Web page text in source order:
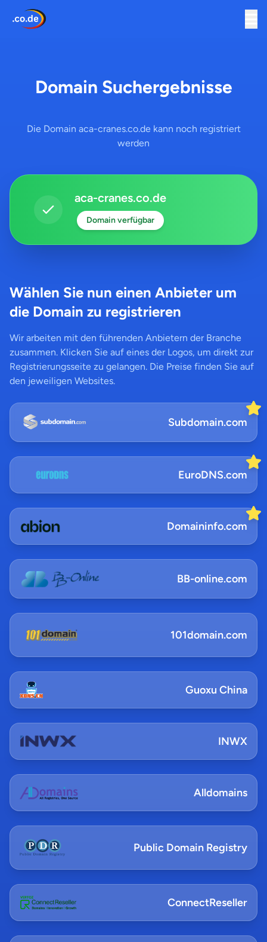
Domain Suchergebnisse
Die Domain aca-cranes.co.de kann noch registriert
werden
aca-cranes.co.de
Domain verfügbar
Wählen Sie nun einen Anbieter um
die Domain zu registrieren
Wir arbeiten mit den führenden Anbietern der Branche
zusammen. Klicken Sie auf eines der Logos, um direkt zur
Registrierungsseite zu gelangen. Die Preise finden Sie auf
den jeweiligen Websites.
Subdomain.com
EuroDNS.com
Domaininfo.com
BB-online.com
101domain.com
Guoxu China
INWX
Alldomains
Public Domain Registry
ConnectReseller